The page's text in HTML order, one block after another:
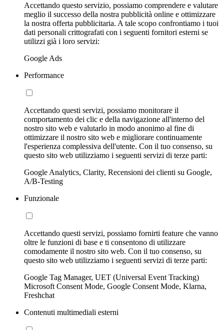
Accettando questo servizio, possiamo comprendere e valutare
meglio il successo della nostra pubblicità online e ottimizzare
la nostra offerta pubblicitaria. A tale scopo confrontiamo i tuoi
dati personali crittografati con i seguenti fornitori esterni se
utilizzi già i loro servizi:
Google Ads
Performance
Accettando questi servizi, possiamo monitorare il
comportamento dei clic e della navigazione all'interno del
nostro sito web e valutarlo in modo anonimo al fine di
ottimizzare il nostro sito web e migliorare continuamente
l'esperienza complessiva dell'utente. Con il tuo consenso, su
questo sito web utilizziamo i seguenti servizi di terze parti:
Google Analytics, Clarity, Recensioni dei clienti su Google,
A/B-Testing
Funzionale
Accettando questi servizi, possiamo fornirti feature che vanno
oltre le funzioni di base e ti consentono di utilizzare
comodamente il nostro sito web. Con il tuo consenso, su
questo sito web utilizziamo i seguenti servizi di terze parti:
Google Tag Manager, UET (Universal Event Tracking)
Microsoft Consent Mode, Google Consent Mode, Klarna,
Freshchat
Contenuti multimediali esterni